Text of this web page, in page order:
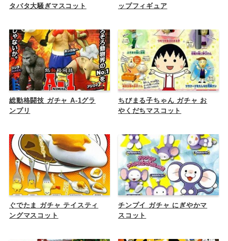
タバタ大騒ぎマスコット
ップフィギュア
総動格闘技 ガチャ A-1グラ
ンプリ
ちびまる子ちゃん ガチャ お
やくだちマスコット
ぐでたま ガチャ テイスティ
ングマスコット
チンプイ ガチャ にぎやかマ
スコット